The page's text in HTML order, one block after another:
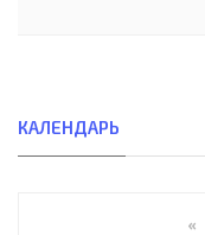
КАЛЕНДАРЬ
«